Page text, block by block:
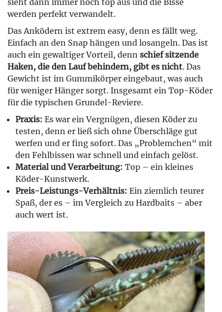
sieht dann immer noch top aus und die Bisse
werden perfekt verwandelt.
Das Anködern ist extrem easy, denn es fällt weg.
Einfach an den Snap hängen und losangeln. Das ist
auch ein gewaltiger Vorteil, denn schief sitzende
Haken, die den Lauf behindern, gibt es nicht. Das
Gewicht ist im Gummikörper eingebaut, was auch
für weniger Hänger sorgt. Insgesamt ein Top-Köder
für die typischen Grundel-Reviere.
Praxis: Es war ein Vergnügen, diesen Köder zu
testen, denn er ließ sich ohne Überschläge gut
werfen und er fing sofort. Das „Problemchen“ mit
den Fehlbissen war schnell und einfach gelöst.
Material und Verarbeitung: Top – ein kleines
Köder-Kunstwerk.
Preis-Leistungs-Verhältnis: Ein ziemlich teurer
Spaß, der es – im Vergleich zu Hardbaits – aber
auch wert ist.